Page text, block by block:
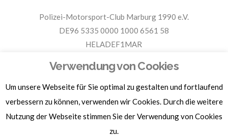
Polizei-Motorsport-Club Marburg 1990 e.V.
DE96 5335 0000 1000 6561 58
HELADEF1MAR
Für Spendenbescheinigungen, Sachspenden und weitere
Informationen, hier klicken.
Verwendung von Cookies
Um unsere Webseite für Sie optimal zu gestalten und fortlaufend
verbessern zu können, verwenden wir Cookies. Durch die weitere
Nutzung der Webseite stimmen Sie der Verwendung von Cookies
zu.